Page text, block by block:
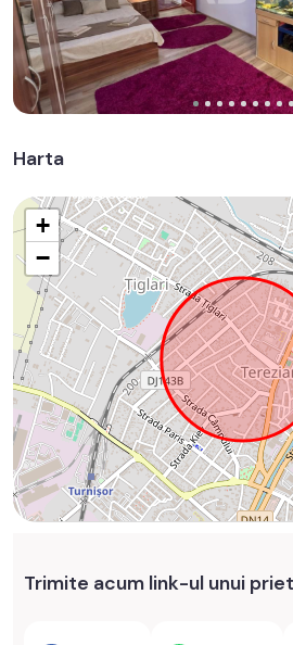
Harta
+
−
Trimite acum link-ul unui